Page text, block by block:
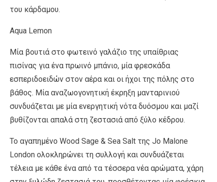
του κάρδαµου.
Aqua Lemon
Μία βουτιά στο φωτεινό γαλάζιο της υπαίθριας
πισίνας για ένα πρωινό µπάνιο, µία φρεσκάδα
εσπεριδοειδών στον αέρα και οι ήχοι της πόλης στο
βάθος. Μία αναζωογονητική έκρηξη µανταρινιού
συνδυάζεται µε µία ενεργητική νότα δυόσµου και µαζί
βυθίζονται απαλά στη ζεστασιά από ξύλο κέδρου.
Το αγαπηµένο Wood Sage & Sea Salt της Jo Malone
London ολοκληρώνει τη συλλογή και συνδυάζεται
τέλεια µε κάθε ένα από τα τέσσερα νέα αρώµατα, χάρη